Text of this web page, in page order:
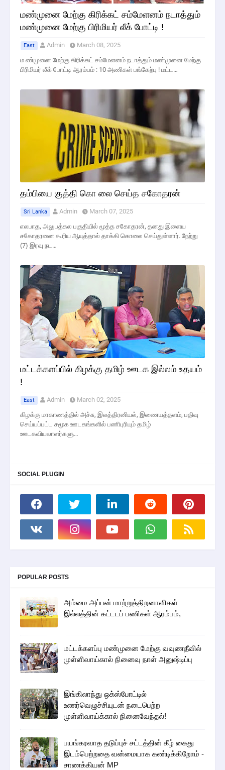
மண்முனை மேற்கு கிரிக்கட் சம்மேளனம் நடாத்தும்
மண்முனை மேற்கு பிரிமியர் லீக் போட்டி !
East Admin
March 08, 2025
ம ண்முனை மேற்கு கிரிக்கட் சம்மேளனம் நடாத்தும் மண்முனை மேற்கு
பிரிமியர் லீக் போட்டி ஆரம்பம் : 10 அணிகள் பங்கேற்பு ! மட்ட…
தம்பியை குத்தி கொ லை செய்த சகோதரன்
Sri Lanka Admin
March 07, 2025
எலபாத, அலுபத்கல பகுதியில் மூத்த சகோதரன், தனது இளைய
சகோதரனை கூரிய ஆயுத்தால் தாக்கி கொலை செய்துள்ளார். நேற்று
(7) இரவு நட…
மட்டக்களப்பில் கிழக்கு தமிழ் ஊடக இல்லம் உதயம்
!
East Admin
March 02, 2025
கிழக்கு மாகாணத்தில் அச்சு, இலத்திரனியல், இணையத்தளம், பதிவு
செய்யப்பட்ட சமூக ஊடகங்களில் பணிபுரியும் தமிழ்
ஊடகவியலாளர்களு…
SOCIAL PLUGIN
POPULAR POSTS
அம்மை அப்பன் மாற்றுத்திறனாளிகள்
இல்லத்தின் கட்டடப் பணிகள் ஆரம்பம்,
மட்டக்களப்பு மண்முனை மேற்கு வவுணதீவில்
முள்ளிவாய்கால் நினைவு நாள் அனுஷ்டிப்பு
இங்கிலாந்து ஒக்ஸ்போட்டில்
உணர்வெழுச்சியுடன் நடைபெற்ற
முள்ளிவாய்க்கால் நினைவேந்தல்!
பயங்கரவாத தடுப்புச் சட்டத்தின் கீழ் கைது
இடம்பெற்றதை வன்மையாக கண்டிக்கிறோம் -
சாணக்கியன் MP